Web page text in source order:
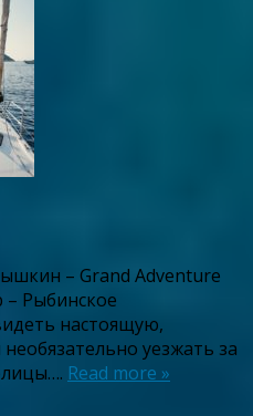
– Grand Adventure
– Рыбинское
настоящую,
уезжать за
Read more »